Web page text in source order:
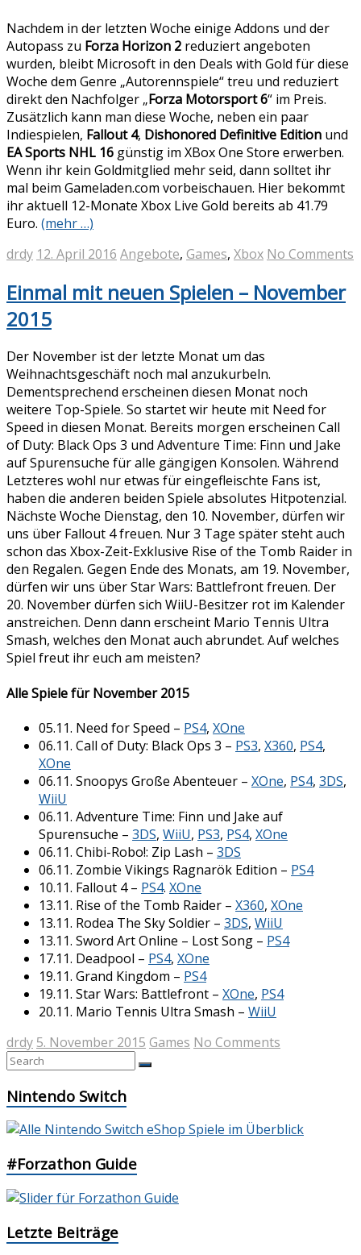
Nachdem in der letzten Woche einige Addons und der
Autopass zu Forza Horizon 2 reduziert angeboten
wurden, bleibt Microsoft in den Deals with Gold für diese
Woche dem Genre „Autorennspiele“ treu und reduziert
direkt den Nachfolger „Forza Motorsport 6“ im Preis.
Zusätzlich kann man diese Woche, neben ein paar
Indiespielen, Fallout 4, Dishonored Definitive Edition und
EA Sports NHL 16 günstig im XBox One Store erwerben.
Wenn ihr kein Goldmitglied mehr seid, dann solltet ihr
mal beim Gameladen.com vorbeischauen. Hier bekommt
ihr aktuell 12-Monate Xbox Live Gold bereits ab 41.79
Euro. (mehr …)
drdy 12. April 2016 Angebote, Games, Xbox No Comments
Einmal mit neuen Spielen – November
2015
Der November ist der letzte Monat um das
Weihnachtsgeschäft noch mal anzukurbeln.
Dementsprechend erscheinen diesen Monat noch
weitere Top-Spiele. So startet wir heute mit Need for
Speed in diesen Monat. Bereits morgen erscheinen Call
of Duty: Black Ops 3 und Adventure Time: Finn und Jake
auf Spurensuche für alle gängigen Konsolen. Während
Letzteres wohl nur etwas für eingefleischte Fans ist,
haben die anderen beiden Spiele absolutes Hitpotenzial.
Nächste Woche Dienstag, den 10. November, dürfen wir
uns über Fallout 4 freuen. Nur 3 Tage später steht auch
schon das Xbox-Zeit-Exklusive Rise of the Tomb Raider in
den Regalen. Gegen Ende des Monats, am 19. November,
dürfen wir uns über Star Wars: Battlefront freuen. Der
20. November dürfen sich WiiU-Besitzer rot im Kalender
anstreichen. Denn dann erscheint Mario Tennis Ultra
Smash, welches den Monat auch abrundet. Auf welches
Spiel freut ihr euch am meisten?
Alle Spiele für November 2015
05.11. Need for Speed – PS4, XOne
06.11. Call of Duty: Black Ops 3 – PS3, X360, PS4,
XOne
06.11. Snoopys Große Abenteuer – XOne, PS4, 3DS,
WiiU
06.11. Adventure Time: Finn und Jake auf
Spurensuche – 3DS, WiiU, PS3, PS4, XOne
06.11. Chibi-Robo!: Zip Lash – 3DS
06.11. Zombie Vikings Ragnarök Edition – PS4
10.11. Fallout 4 – PS4. XOne
13.11. Rise of the Tomb Raider – X360, XOne
13.11. Rodea The Sky Soldier – 3DS, WiiU
13.11. Sword Art Online – Lost Song – PS4
17.11. Deadpool – PS4, XOne
19.11. Grand Kingdom – PS4
19.11. Star Wars: Battlefront – XOne, PS4
20.11. Mario Tennis Ultra Smash – WiiU
drdy 5. November 2015 Games No Comments
Nintendo Switch
#Forzathon Guide
Letzte Beiträge